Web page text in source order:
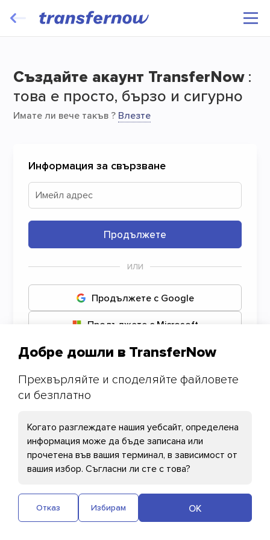
безплатно вашите файлове
Старт
Създайте акаунт TransferNow:
това е просто, бързо и сигурно
Имате ли вече такъв ? Влезте
Информация за свързване
Имейл адрес
Продължeте
Продължете с Google
Продължете с Microsoft
Продължете с Apple
Добре дошли в TransferNow
Прехвърляйте и споделяйте файловете
си безплатно
Когато разглеждате нашия уебсайт, определена
информация може да бъде записана или
прочетена във вашия терминал, в зависимост от
вашия избор. Cъгласни ли сте с това?
Отказ Избирам OK
бисквитки
Необходими бисквитки
зареждането на страницата и
удостоверяването на потребителя